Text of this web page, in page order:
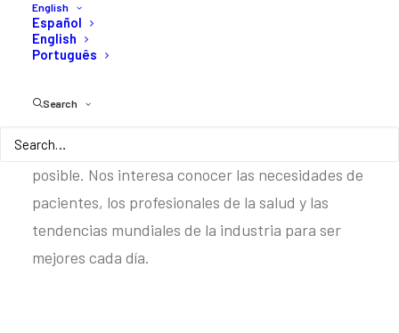
English
Español
English
Português
Search
Nuestra visión consiste en promover la cercanía
con las personas que confían en nuestros
todo el continente para redefinir los límites de lo
posible. Nos interesa conocer las necesidades de
pacientes, los profesionales de la salud y las
tendencias mundiales de la industria para ser
mejores cada día.